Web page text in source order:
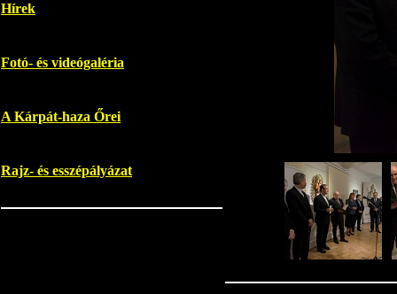
Hírek
Fotó- és videógaléria
A Kárpát-haza Őrei
Rajz- és esszépályázat